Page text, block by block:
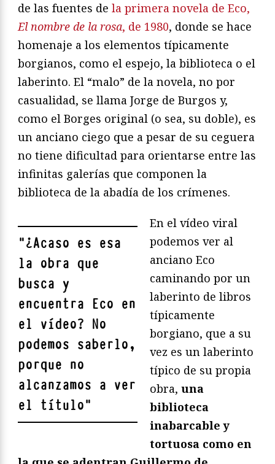
de las fuentes de la primera novela de Eco,
El nombre de la rosa, de 1980, donde se hace
homenaje a los elementos típicamente
borgianos, como el espejo, la biblioteca o el
laberinto. El “malo” de la novela, no por
casualidad, se llama Jorge de Burgos y,
como el Borges original (o sea, su doble), es
un anciano ciego que a pesar de su ceguera
no tiene dificultad para orientarse entre las
infinitas galerías que componen la
biblioteca de la abadía de los crímenes.
"¿Acaso es esa
la obra que
busca y
encuentra Eco en
el vídeo? No
podemos saberlo,
porque no
alcanzamos a ver
el título"
En el vídeo viral
podemos ver al
anciano Eco
caminando por un
laberinto de libros
típicamente
borgiano, que a su
vez es un laberinto
típico de su propia
obra, una
biblioteca
inabarcable y
tortuosa como en